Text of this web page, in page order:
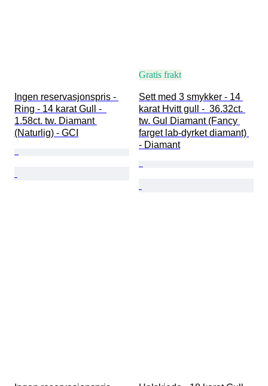
Ingen reservasjonspris -
Ring - 14 karat Gull -
1.58ct. tw. Diamant
(Naturlig) - GCI
Gratis frakt
Sett med 3 smykker - 14
karat Hvitt gull -  36.32ct.
tw. Gul Diamant (Fancy
farget lab-dyrket diamant)
- Diamant